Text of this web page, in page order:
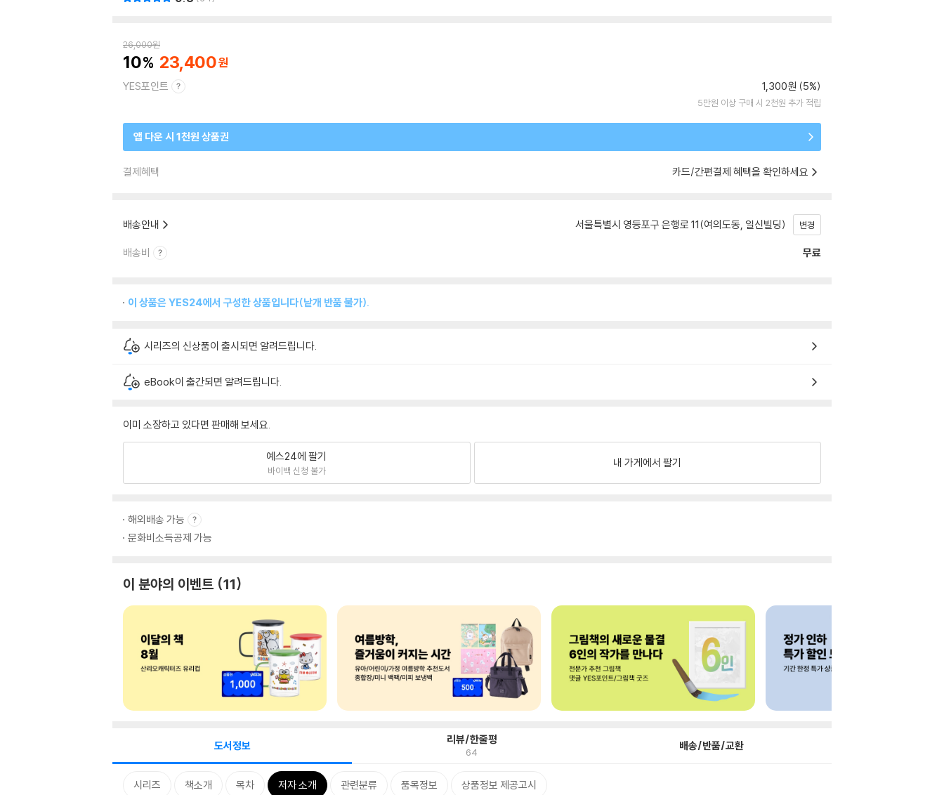
26,000원
10 23,400
YES포인트 1,300원 (5%)
5만원 이상 구매 시 2천원 추가 적립
앱 다운 시 1천원 상품권
결제혜택 카드/간편결제 혜택을 확인하세요
배송안내 서울특별시 영등포구 은행로 11(여의도동, 일신빌딩) 변경
배송비 무료
이 상품은 YES24에서 구성한 상품입니다(낱개 반품 불가).
시리즈의 신상품이 출시되면 알려드립니다.
eBook이 출간되면 알려드립니다.
이미 소장하고 있다면 판매해 보세요.
예스24에 팔기
바이백 신청 불가
내 가게에서 팔기
해외배송 가능
문화비소득공제 가능
이 분야의 이벤트 11
도서정보 리뷰/한줄평
64 배송/반품/교환
시리즈 책소개 목차 저자 소개 관련분류 품목정보 상품정보 제공고시